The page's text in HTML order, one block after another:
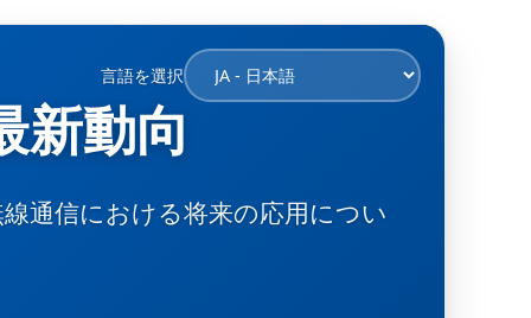
言語を選択
新動向
通信における将来の応用につい